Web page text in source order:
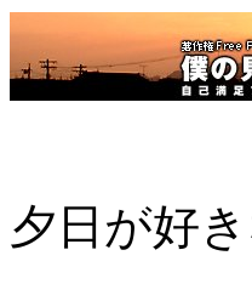
夕日が好